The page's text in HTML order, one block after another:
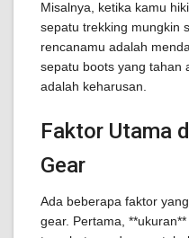
Misalnya, ketika kamu
sepatu trekking mungkin
rencanamu adalah
sepatu boots yang tahan
adalah keharusan.
Faktor Utama
Gear
Ada beberapa faktor
gear. Pertama,